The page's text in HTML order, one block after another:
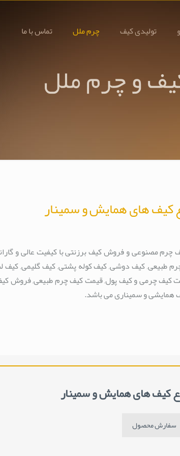
تولیدی کیف چرم ملل تماس با ما
و چرم ملل
کیف های همایش و سمینار
چرم مصنوعی و فروش کیف برزنتی با کیفیت عالی و
کیف دوشی, کیف کوله پشتی, کیف گلیمی, کیف
چرمی و کیف پول, قیمت کیف چرم طبیعی, فروش
همایشی و سمیناری می باشد.
کیف های همایش و سمینار
سفارش محصول